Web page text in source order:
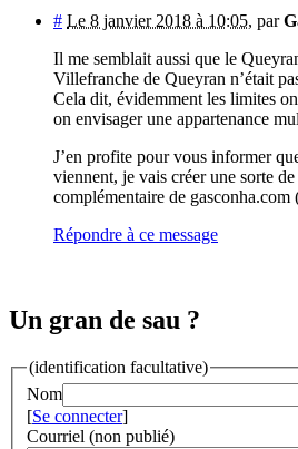
# Le 8 janvier 2018 à 10:05, par
Il me semblait aussi que le
Villefranche de Queyran n’était
Cela dit, évidemment les limites
on envisager une appartenance
J’en profite pour vous informer
viennent, je vais créer une sorte de
complémentaire de
Répondre à ce message
Un gran de sau ?
(identification facultative)
Nom
[Se connecter]
Courriel (non publié)